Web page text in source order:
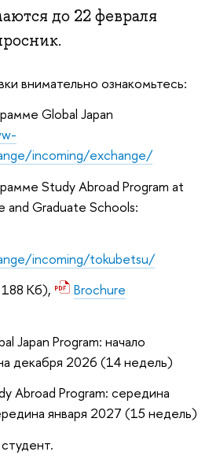
до 22 февраля
внимательно ознакомьтесь:
Global Japan
incoming/exchange/
Study Abroad Program at
and Graduate Schools:
incoming/tokubetsu/
188 Кб),
Brochure
Japan Program: начало
декабря 2026 (14 недель)
Abroad Program: середина
января 2027 (15 недель)